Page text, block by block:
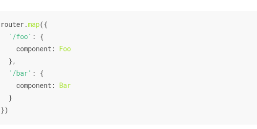
router.map({
'/foo' : {
component : Foo
  },
'/bar' : {
component : Bar
  }
})